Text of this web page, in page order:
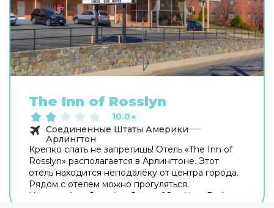
The Inn of Rosslyn
10.0★
Соединенные Штаты Америки
Арлингтон
Крепко спать не запретишь! Отель «The Inn of
Rosslyn» располагается в Арлингтоне. Этот
отель находится неподалёку от центра города.
Рядом с отелем можно прогуляться.
Неподалёку: Canadian Cross of Sacrifice, Dark